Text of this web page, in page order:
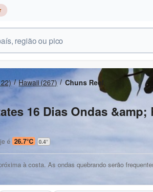
Hawaii(267) Chuns Reef
16 Dias Ondas &amp;
é 26.7°C 0.4°
à costa. As ondas quebrando serão